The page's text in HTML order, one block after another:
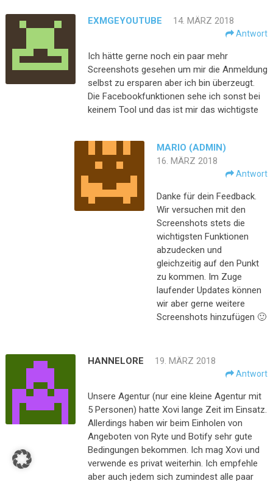
EXMGEYOUTUBE 14. MÄRZ 2018
Antwort
Ich hätte gerne noch ein paar mehr
Screenshots gesehen um mir die Anmeldung
selbst zu ersparen aber ich bin überzeugt.
Die Facebookfunktionen sehe ich sonst bei
keinem Tool und das ist mir das wichtigste
MARIO (ADMIN)
16. MÄRZ 2018
Antwort
Danke für dein Feedback.
Wir versuchen mit den
Screenshots stets die
wichtigsten Funktionen
abzudecken und
gleichzeitig auf den Punkt
zu kommen. Im Zuge
laufender Updates können
wir aber gerne weitere
Screenshots hinzufügen 🙂
HANNELORE 19. MÄRZ 2018
Antwort
Unsere Agentur (nur eine kleine Agentur mit
5 Personen) hatte Xovi lange Zeit im Einsatz.
Allerdings haben wir beim Einholen von
Angeboten von Ryte und Botify sehr gute
Bedingungen bekommen. Ich mag Xovi und
verwende es privat weiterhin. Ich empfehle
aber auch jedem sich zumindest alle paar